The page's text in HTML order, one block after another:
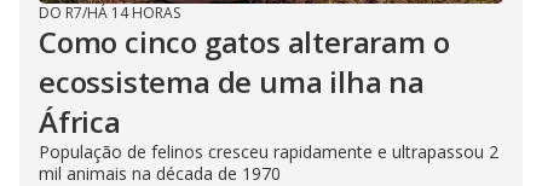
DO R7/HÁ 14 HORAS
Como cinco gatos alteraram o
ecossistema de uma ilha na
África
População de felinos cresceu rapidamente e ultrapassou 2
mil animais na década de 1970